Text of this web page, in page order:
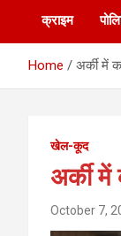
क्राइम
Home अर्की में
खेल-कूद
अर्की
October 7,